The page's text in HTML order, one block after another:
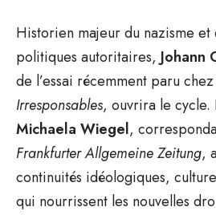
Historien majeur du nazisme et
politiques autoritaires, Johann
de l’essai récemment paru chez
Irresponsables, ouvrira le cycle.
Michaela Wiegel,
Frankfurter Allgemeine Zeitung,
continuités idéologiques,
qui nourrissent les nouvelles